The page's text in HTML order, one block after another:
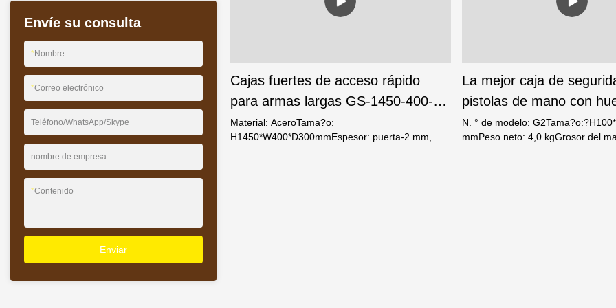
Envíe su consulta
*Nombre
*Correo electrónico
Teléfono/WhatsApp/Skype
nombre de empresa
*Contenido
Enviar
Cajas fuertes de acceso rápido
para armas largas GS-1450-400-
del fabricante de cajas fuertes
Weierxin
Material: AceroTama?o:
H1450*W400*D300mmEspesor: puerta-2 mm,
La mejor caja de
pistolas de mano con
dactilares G2 Compa?ía
acceso rápido -
N. ° de modelo:
mmPeso neto: 4,0 kgGrosor del